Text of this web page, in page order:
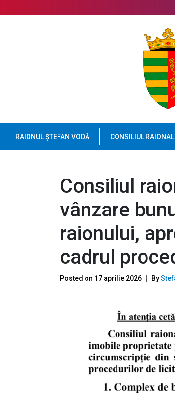
RAIONUL ȘTEFAN VODĂ CONSILIUL RAIONAL
Consiliul
vânzare
raionului,
cadrul
Posted on 17 aprilie 2026 By